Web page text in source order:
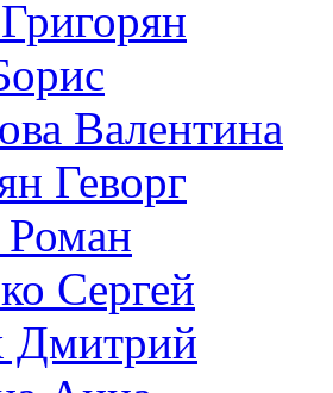
Валентина
Геворг
Роман
Сергей
Дмитрий